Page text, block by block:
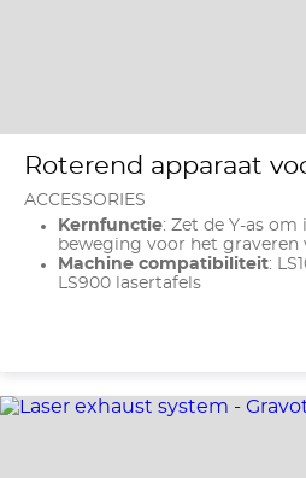
Roterend apparaat
ACCESSORIES
Kernfunctie: Zet de Y-as
beweging voor het graveren
Machine compatibiliteit:
LS900 lasertafels